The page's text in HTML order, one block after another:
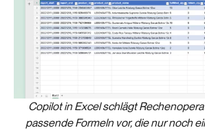
Copilot in Excel schlägt
passende Formeln vor, die nur noch